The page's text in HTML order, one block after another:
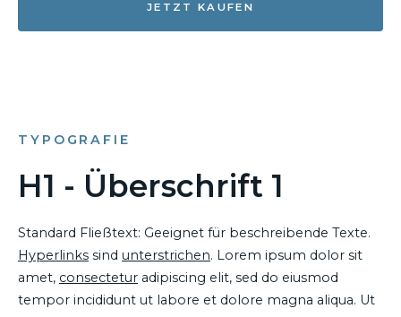
JETZT KAUFEN
TYPOGRAFIE
H1 - Überschrift 1
Standard Fließtext: Geeignet für beschreibende Texte.
Hyperlinks sind unterstrichen. Lorem ipsum dolor sit
amet, consectetur adipiscing elit, sed do eiusmod
tempor incididunt ut labore et dolore magna aliqua. Ut